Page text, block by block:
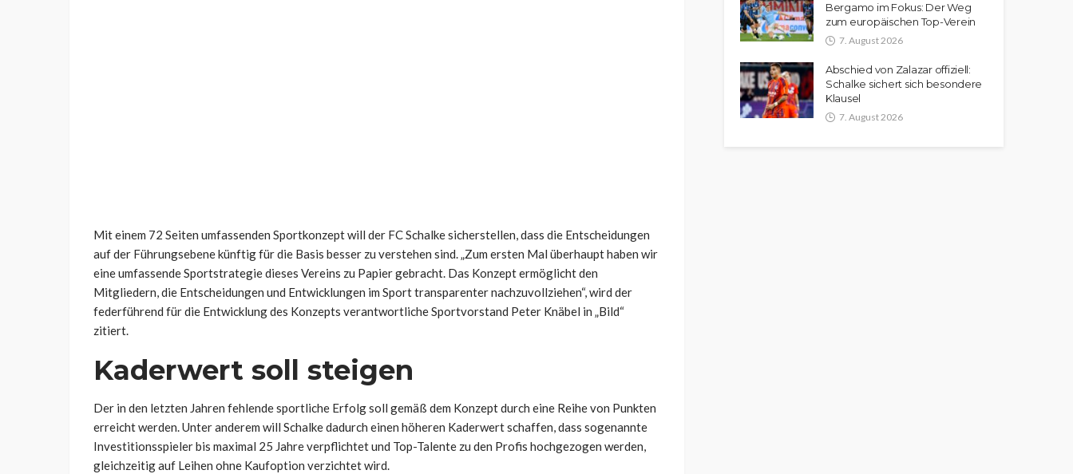
Mit einem 72 Seiten umfassenden Sportkonzept will der FC Schalke sicherstellen, dass die Entscheidungen
auf der Führungsebene künftig für die Basis besser zu verstehen sind. „Zum ersten Mal überhaupt haben wir
eine umfassende Sportstrategie dieses Vereins zu Papier gebracht. Das Konzept ermöglicht den
Mitgliedern, die Entscheidungen und Entwicklungen im Sport transparenter nachzuvollziehen“, wird der
federführend für die Entwicklung des Konzepts verantwortliche Sportvorstand Peter Knäbel in „Bild“
zitiert.
Kaderwert soll steigen
Der in den letzten Jahren fehlende sportliche Erfolg soll gemäß dem Konzept durch eine Reihe von Punkten
erreicht werden. Unter anderem will Schalke dadurch einen höheren Kaderwert schaffen, dass sogenannte
Investitionsspieler bis maximal 25 Jahre verpflichtet und Top-Talente zu den Profis hochgezogen werden,
gleichzeitig auf Leihen ohne Kaufoption verzichtet wird.
Bergamo im Fokus: Der Weg
zum europäischen Top-Verein
7. August 2026
Abschied von Zalazar offiziell:
Schalke sichert sich besondere
Klausel
7. August 2026